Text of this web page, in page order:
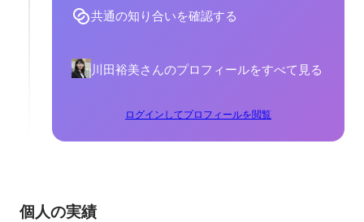
共通の知り合いを確認する
川田裕美さんのプロフィールをすべて見る
ログインしてプロフィールを閲覧
個人の実績